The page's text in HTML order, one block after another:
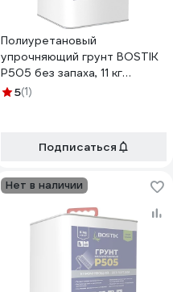
Полиуретановый
упрочняющий грунт BOSTIK
P505 без запаха, 11 кг
50015816
5(1)
Подписаться
Нет в наличии